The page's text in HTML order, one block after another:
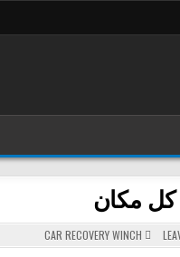
كل مكان
ON
ونش
POSTED
IN
CAR RECOVERY WINCH